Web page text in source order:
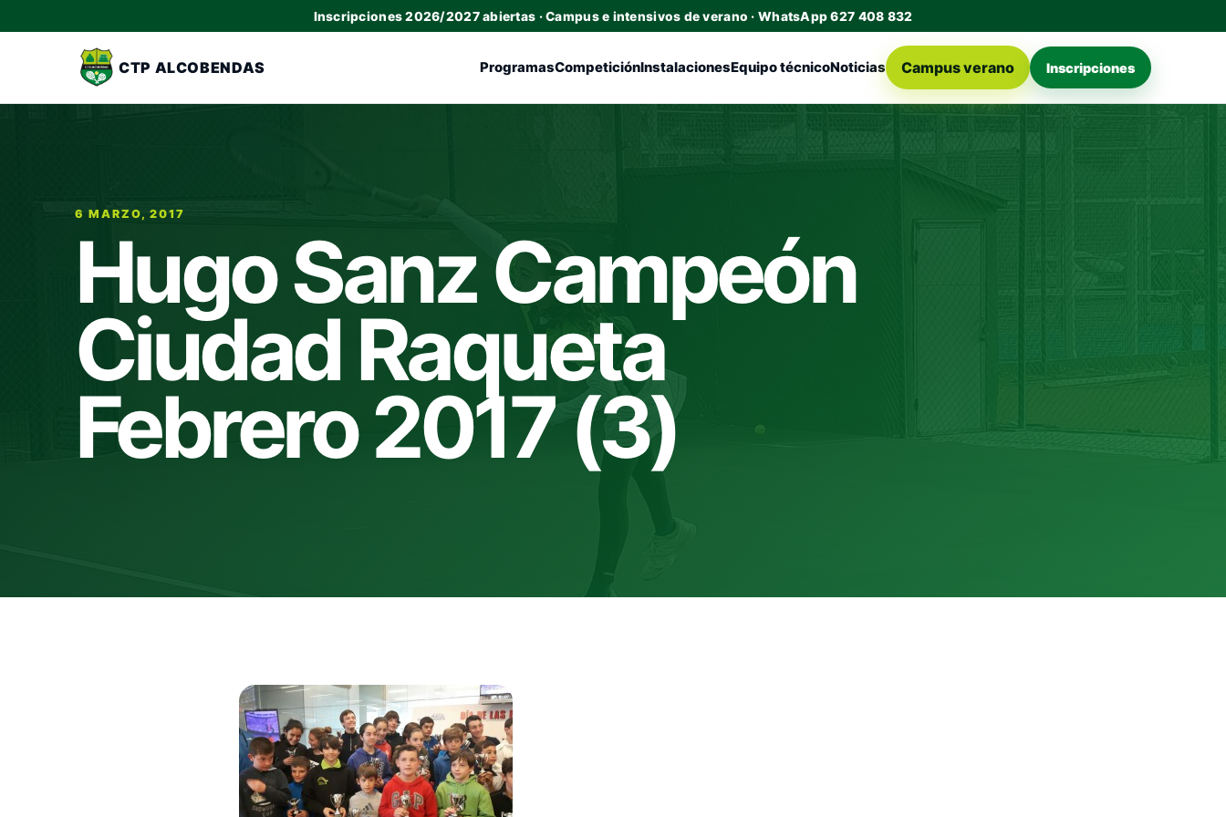
Inscripciones 2026/2027 abiertas · Campus e intensivos de verano · WhatsApp 627 408 832
CTP ALCOBENDAS ProgramasCompeticiónInstalacionesEquipo técnicoNoticias Campus verano Inscripciones
6 MARZO, 2017
Hugo Sanz Campeón
Ciudad Raqueta
Febrero 2017 (3)